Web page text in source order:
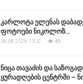
კარლოტა ელენას
ფოტოები ნიკოლოზ…
06.08.2026 13:32 45
ნიცა თავაძის და
ყურადღების ცენტრში –